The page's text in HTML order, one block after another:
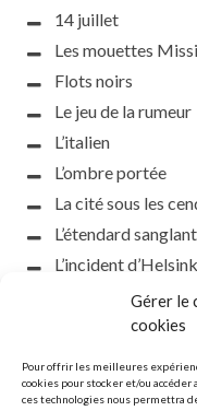
Gérer le
cookies
Pour offrir les meilleures
cookies pour stocker et/ou
ces technologies nous permettra
14 juillet
Les mouettes
Flots noirs
Le jeu de la rumeur
L’italien
L’ombre portée
La cité sous les
L’étendard
L’incident
la petite fasciste
Toutes les nuances
Que